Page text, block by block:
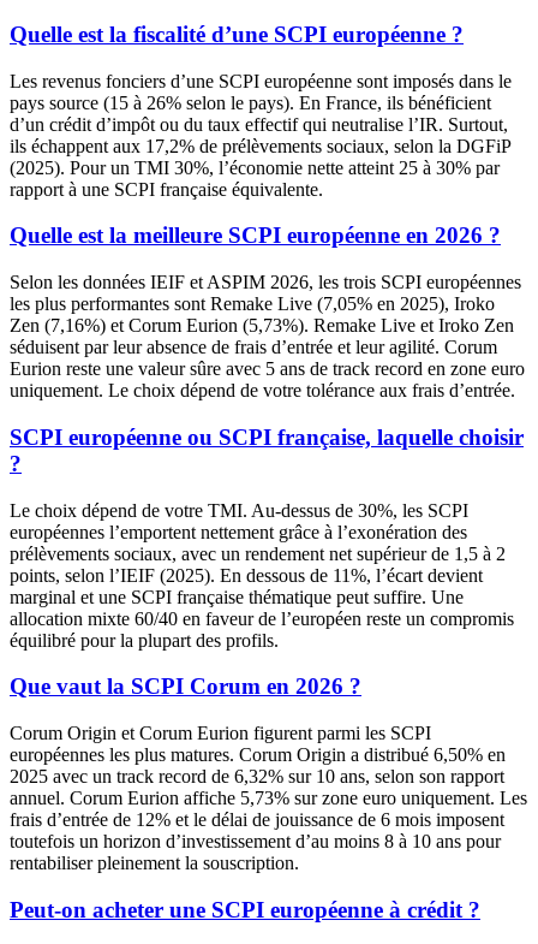
Quelle est la fiscalité d’une SCPI européenne ?
Les revenus fonciers d’une SCPI européenne sont imposés dans le
pays source (15 à 26% selon le pays). En France, ils bénéficient
d’un crédit d’impôt ou du taux effectif qui neutralise l’IR. Surtout,
ils échappent aux 17,2% de prélèvements sociaux, selon la DGFiP
(2025). Pour un TMI 30%, l’économie nette atteint 25 à 30% par
rapport à une SCPI française équivalente.
Quelle est la meilleure SCPI européenne en 2026 ?
Selon les données IEIF et ASPIM 2026, les trois SCPI européennes
les plus performantes sont Remake Live (7,05% en 2025), Iroko
Zen (7,16%) et Corum Eurion (5,73%). Remake Live et Iroko Zen
séduisent par leur absence de frais d’entrée et leur agilité. Corum
Eurion reste une valeur sûre avec 5 ans de track record en zone euro
uniquement. Le choix dépend de votre tolérance aux frais d’entrée.
SCPI européenne ou SCPI française, laquelle choisir
?
Le choix dépend de votre TMI. Au-dessus de 30%, les SCPI
européennes l’emportent nettement grâce à l’exonération des
prélèvements sociaux, avec un rendement net supérieur de 1,5 à 2
points, selon l’IEIF (2025). En dessous de 11%, l’écart devient
marginal et une SCPI française thématique peut suffire. Une
allocation mixte 60/40 en faveur de l’européen reste un compromis
équilibré pour la plupart des profils.
Que vaut la SCPI Corum en 2026 ?
Corum Origin et Corum Eurion figurent parmi les SCPI
européennes les plus matures. Corum Origin a distribué 6,50% en
2025 avec un track record de 6,32% sur 10 ans, selon son rapport
annuel. Corum Eurion affiche 5,73% sur zone euro uniquement. Les
frais d’entrée de 12% et le délai de jouissance de 6 mois imposent
toutefois un horizon d’investissement d’au moins 8 à 10 ans pour
rentabiliser pleinement la souscription.
Peut-on acheter une SCPI européenne à crédit ?